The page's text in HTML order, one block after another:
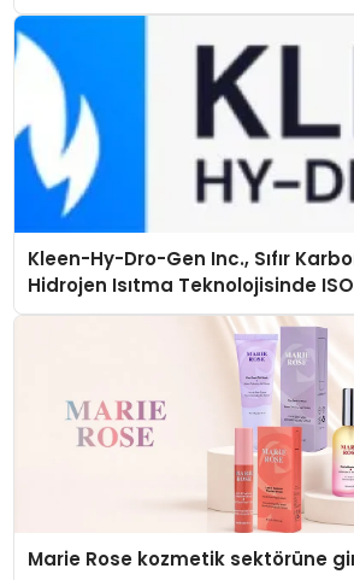
Kleen-Hy-Dro-Gen Inc., Sıfır
Hidrojen Isıtma Teknolojisinde
Düzenleyici Onaylarını Aldı
Marie Rose kozmetik sektörüne